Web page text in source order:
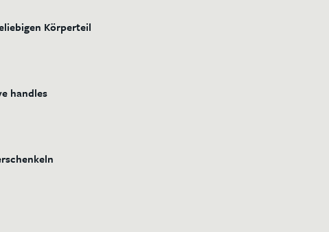
Körperteil
handles